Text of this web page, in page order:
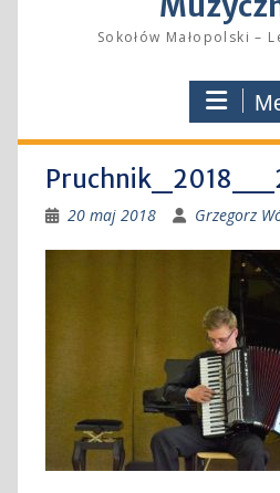
Sokołów Małopolski –
20 maj 2018 Grzegorz